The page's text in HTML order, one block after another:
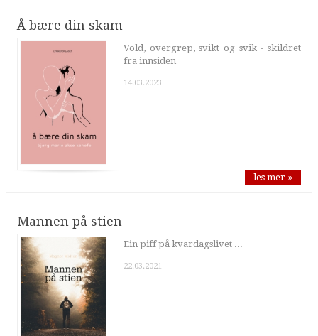
Å bære din skam
Vold, overgrep, svikt og svik - skildret
fra innsiden
14.03.2023
les mer »
Mannen på stien
Ein piff på kvardagslivet ...
22.03.2021